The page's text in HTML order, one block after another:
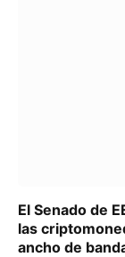
El Senado de
las
ancho de